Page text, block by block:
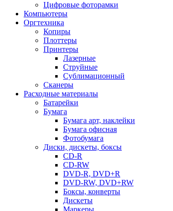
Цифровые фоторамки
Компьютеры
Оргтехника
Копиры
Плоттеры
Принтеры
Лазерные
Струйные
Сублимационный
Сканеры
Расходные материалы
Батарейки
Бумага
Бумага арт, наклейки
Бумага офисная
Фотобумага
Диски, дискеты, боксы
CD-R
CD-RW
DVD-R, DVD+R
DVD-RW, DVD+RW
Боксы, конверты
Дискеты
Маркеры